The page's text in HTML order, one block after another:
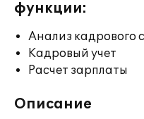
функции:
Анализ кадрового
Кадровый учет
Расчет зарплаты
Описание